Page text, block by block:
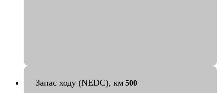
Запас ходу (NEDC), км 500